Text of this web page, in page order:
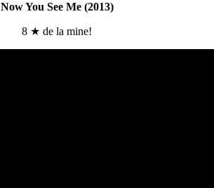
Now You See Me (2013)
8 ★ de la mine!